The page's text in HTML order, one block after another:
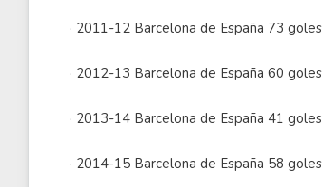
· 2011-12 Barcelona de España 73 goles
· 2012-13 Barcelona de España 60 goles
· 2013-14 Barcelona de España 41 goles
· 2014-15 Barcelona de España 58 goles